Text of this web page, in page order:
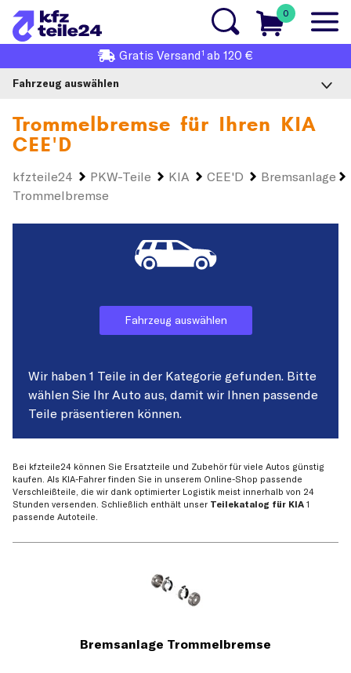
0
Gratis Versand1 ab 120 €
Fahrzeug auswählen
Trommelbremse für Ihren KIA
CEE'D
kfzteile24 PKW-Teile KIA CEE'D
Bremsanlage
Trommelbremse
Fahrzeug auswählen
Wir haben 1 Teile in der Kategorie gefunden. Bitte
wählen Sie Ihr Auto aus, damit wir Ihnen passende
Teile präsentieren können.
Bei kfzteile24 können Sie Ersatzteile und Zubehör für viele Autos günstig
kaufen. Als KIA-Fahrer finden Sie in unserem Online-Shop passende
Verschleißteile, die wir dank optimierter Logistik meist innerhalb von 24
Stunden versenden. Schließlich enthält unser Teilekatalog für KIA 1
passende Autoteile.
Bremsanlage Trommelbremse